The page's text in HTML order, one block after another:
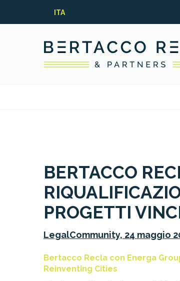
ITA
BERTACCO
PROGETTI
LegalCommunity, 24 maggio
Bertacco Recla con Energa
Reinventing Cities